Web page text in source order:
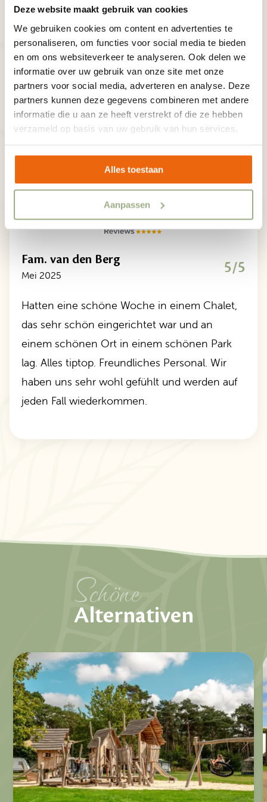
Deze website maakt gebruik van cookies
We gebruiken cookies om content en advertenties te
personaliseren, om functies voor social media te bieden
en om ons websiteverkeer te analyseren. Ook delen we
informatie over uw gebruik van onze site met onze
partners voor social media, adverteren en analyse. Deze
partners kunnen deze gegevens combineren met andere
informatie die u aan ze heeft verstrekt of die ze hebben
verzameld op basis van uw gebruik van hun services.
Alles toestaan
Aanpassen
Bewertungen
Fam. van den Berg
Mei 2025 5/5
Hatten eine schöne Woche in einem Chalet,
das sehr schön eingerichtet war und an
einem schönen Ort in einem schönen Park
lag. Alles tiptop. Freundliches Personal. Wir
haben uns sehr wohl gefühlt und werden auf
jeden Fall wiederkommen.
Unsere Gäste erzählen Ihnen gerne mehr über
ihren Urlaub im Family Holiday Park
Krieghuusbelten. Entdecken Sie die Erlebnisse und
Abenteuer unserer Gäste.
/5 9,2 5/5
Schöne
Alternativen